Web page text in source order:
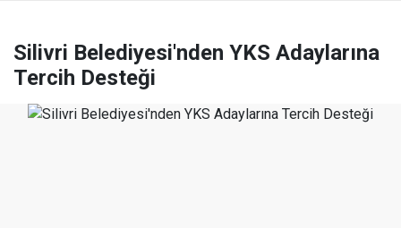
Silivri Belediyesi'nden YKS Adaylarına
Tercih Desteği